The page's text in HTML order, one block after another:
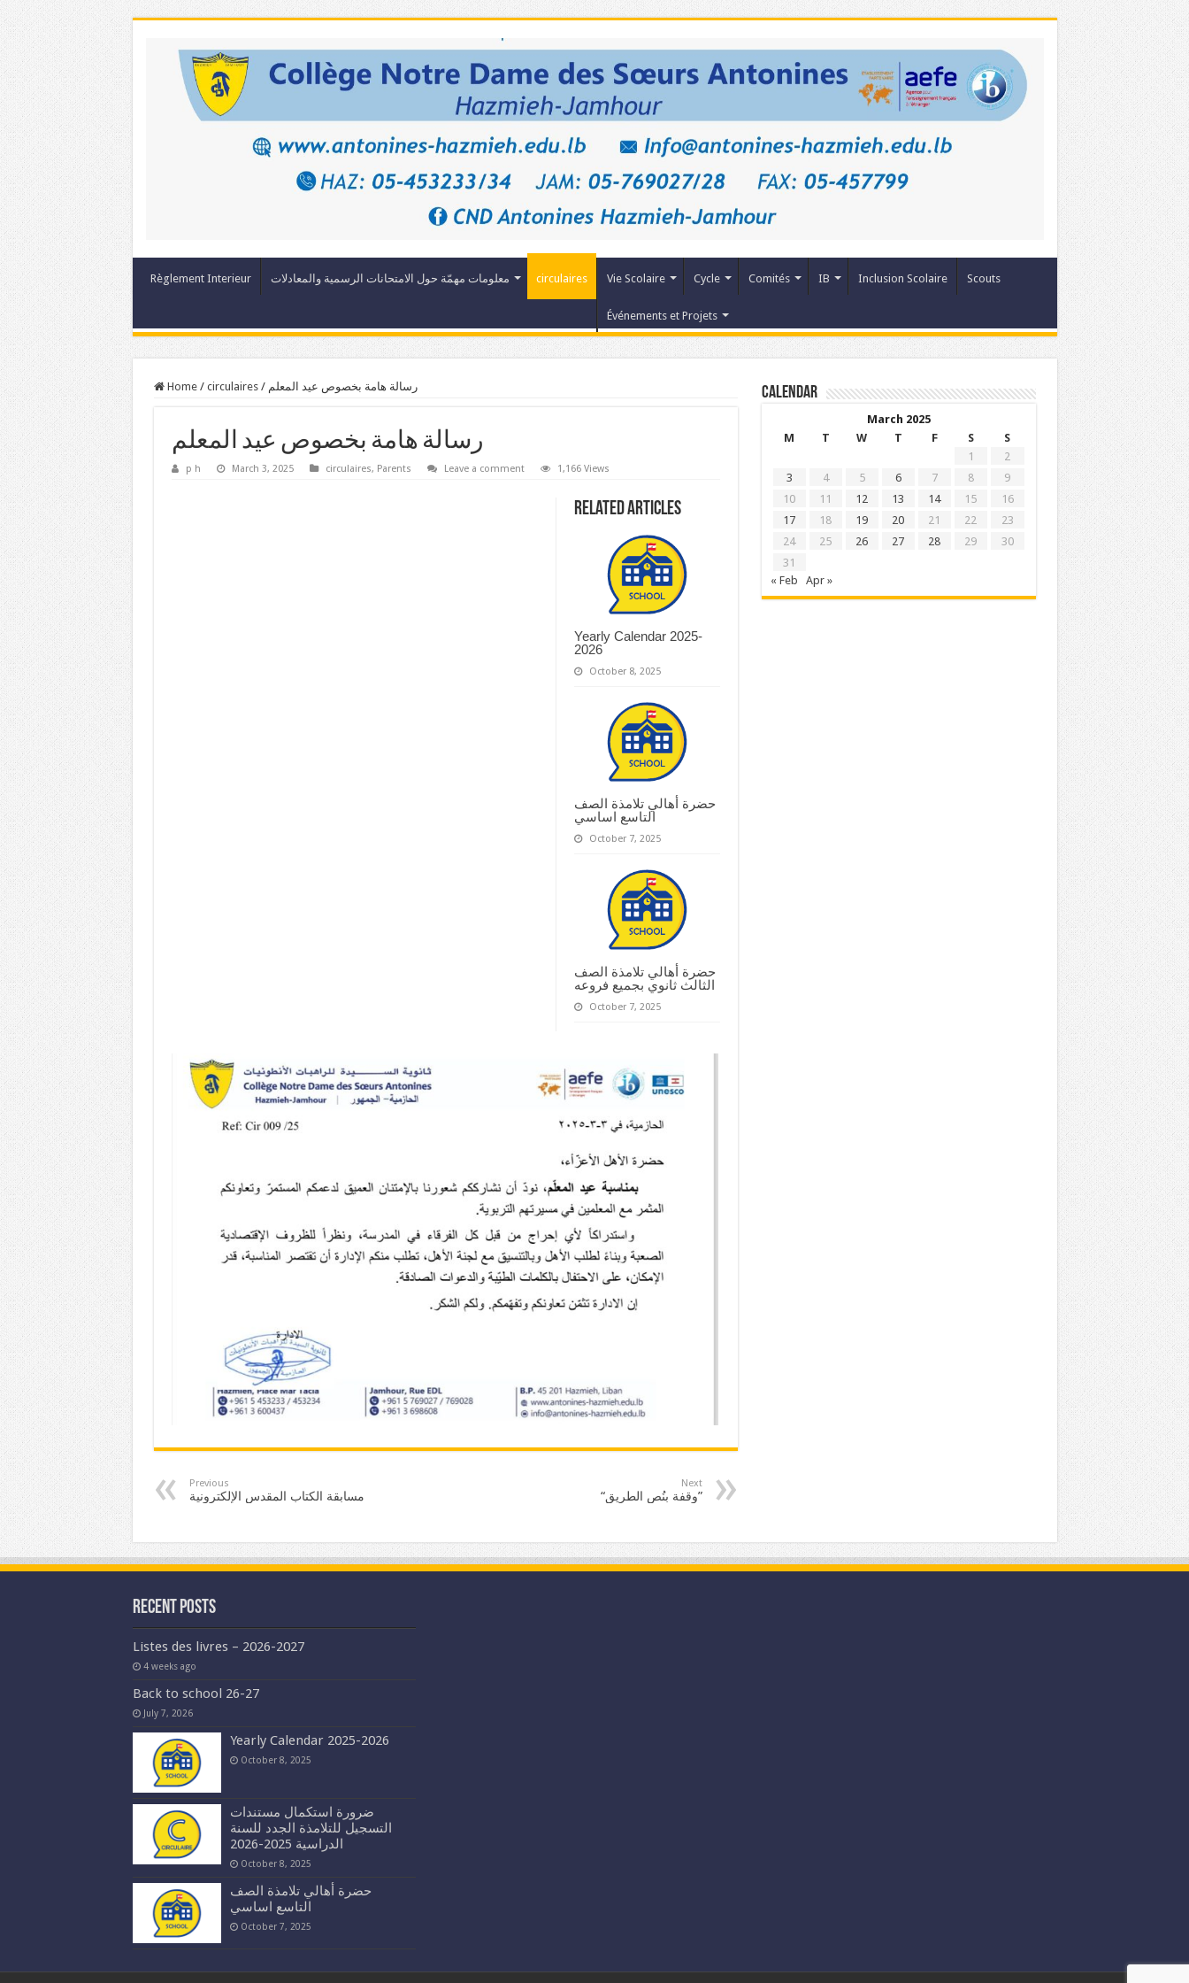
Règlement Interieur معلومات مهمّة حول الامتحانات الرسمية والمعادلات circulaires Vie Scolaire Cycle Comités IB Inclusion Scolaire Scouts
Événements et Projets
Home / circulaires / رسالة هامة بخصوص عيد المعلم
رسالة هامة بخصوص عيد المعلم
p h March 3, 2025 circulaires, Parents Leave a comment 1,166 Views
Related Articles
Yearly Calendar 2025-
2026
October 8, 2025
حضرة أهالي تلامذة الصف
التاسع اساسي
October 7, 2025
حضرة أهالي تلامذة الصف
الثالث ثانوي بجميع فروعه
October 7, 2025
Previous
مسابقة الكتاب المقدس الإلكترونية
Next
“وقفة بنُص الطريق”
Calendar
March 2025
M
T W T F S
S
1
2
3
4 5 6 7 8
9
10
11 12 13 14 15
16
17
18 19 20 21 22
23
24
25 26 27 28 29
30
31
« Feb
Apr »
Recent Posts
Listes des livres – 2026-2027
4 weeks ago
Back to school 26-27
July 7, 2026
Yearly Calendar 2025-2026
October 8, 2025
ضرورة استكمال مستندات
التسجيل للتلامذة الجدد للسنة
الدراسية 2025-2026
October 8, 2025
حضرة أهالي تلامذة الصف
التاسع اساسي
October 7, 2025